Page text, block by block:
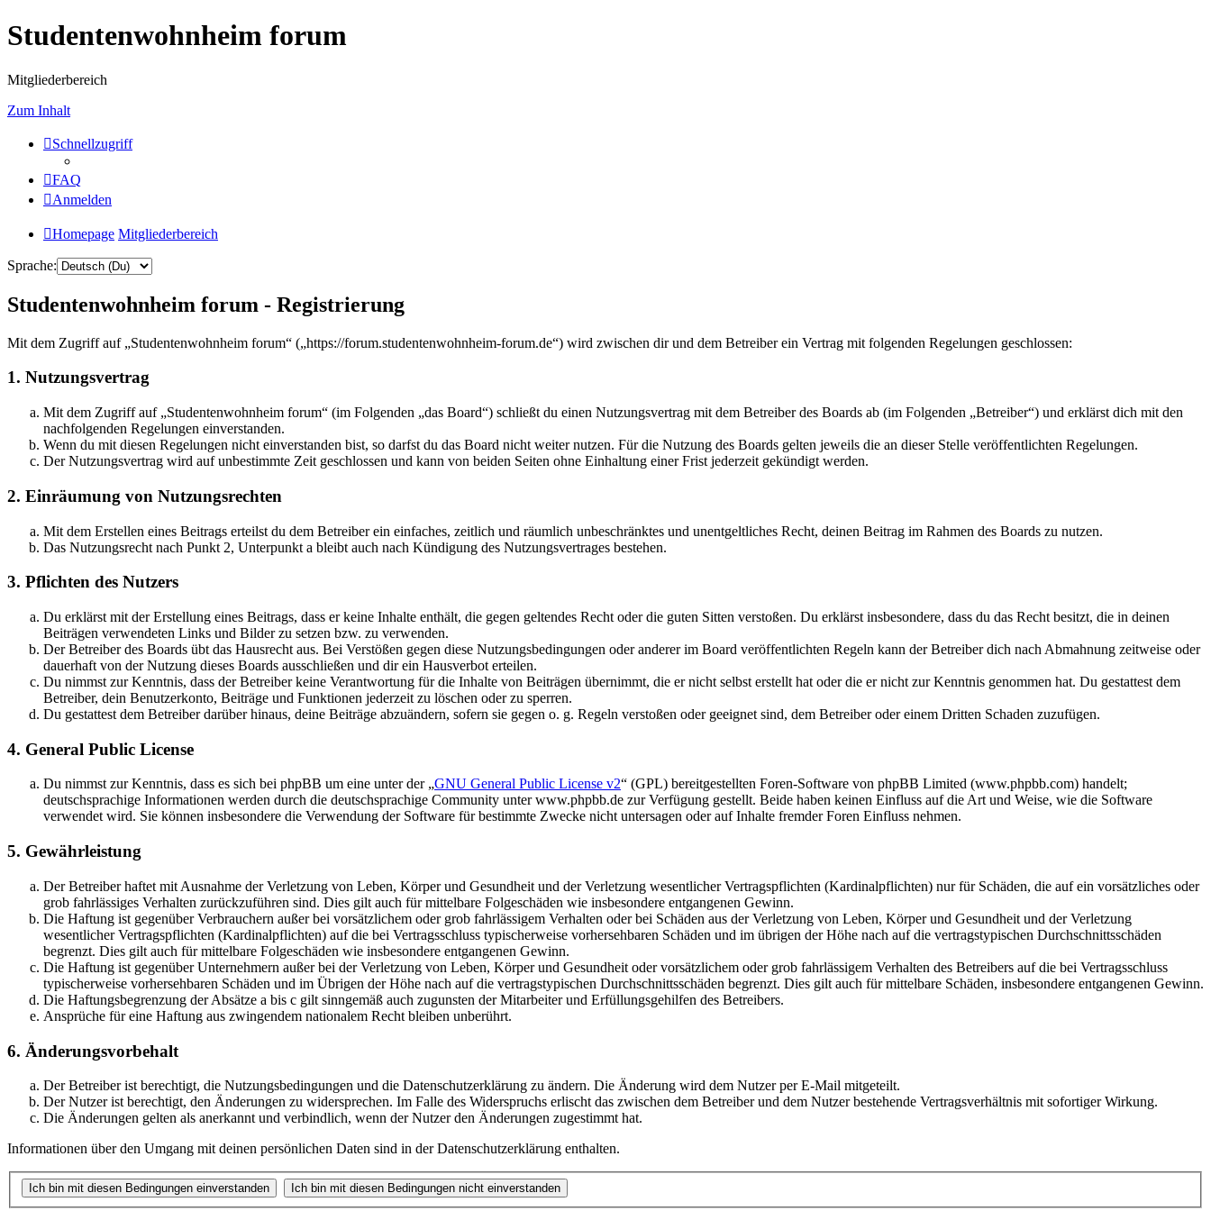
Studentenwohnheim forum
Mitgliederbereich
Zum Inhalt
Schnellzugriff
FAQ
Anmelden
Homepage Mitgliederbereich
Sprache:
Studentenwohnheim forum - Registrierung
Mit dem Zugriff auf „Studentenwohnheim forum“ („https://forum.studentenwohnheim-forum.de“) wird zwischen dir und dem Betreiber ein Vertrag mit folgenden Regelungen geschlossen:
1. Nutzungsvertrag
Mit dem Zugriff auf „Studentenwohnheim forum“ (im Folgenden „das Board“) schließt du einen Nutzungsvertrag mit dem Betreiber des Boards ab (im Folgenden „Betreiber“) und erklärst dich mit den
nachfolgenden Regelungen einverstanden.
Wenn du mit diesen Regelungen nicht einverstanden bist, so darfst du das Board nicht weiter nutzen. Für die Nutzung des Boards gelten jeweils die an dieser Stelle veröffentlichten Regelungen.
Der Nutzungsvertrag wird auf unbestimmte Zeit geschlossen und kann von beiden Seiten ohne Einhaltung einer Frist jederzeit gekündigt werden.
2. Einräumung von Nutzungsrechten
Mit dem Erstellen eines Beitrags erteilst du dem Betreiber ein einfaches, zeitlich und räumlich unbeschränktes und unentgeltliches Recht, deinen Beitrag im Rahmen des Boards zu nutzen.
Das Nutzungsrecht nach Punkt 2, Unterpunkt a bleibt auch nach Kündigung des Nutzungsvertrages bestehen.
3. Pflichten des Nutzers
Du erklärst mit der Erstellung eines Beitrags, dass er keine Inhalte enthält, die gegen geltendes Recht oder die guten Sitten verstoßen. Du erklärst insbesondere, dass du das Recht besitzt, die in deinen
Beiträgen verwendeten Links und Bilder zu setzen bzw. zu verwenden.
Der Betreiber des Boards übt das Hausrecht aus. Bei Verstößen gegen diese Nutzungsbedingungen oder anderer im Board veröffentlichten Regeln kann der Betreiber dich nach Abmahnung zeitweise oder
dauerhaft von der Nutzung dieses Boards ausschließen und dir ein Hausverbot erteilen.
Du nimmst zur Kenntnis, dass der Betreiber keine Verantwortung für die Inhalte von Beiträgen übernimmt, die er nicht selbst erstellt hat oder die er nicht zur Kenntnis genommen hat. Du gestattest dem
Betreiber, dein Benutzerkonto, Beiträge und Funktionen jederzeit zu löschen oder zu sperren.
Du gestattest dem Betreiber darüber hinaus, deine Beiträge abzuändern, sofern sie gegen o. g. Regeln verstoßen oder geeignet sind, dem Betreiber oder einem Dritten Schaden zuzufügen.
4. General Public License
Du nimmst zur Kenntnis, dass es sich bei phpBB um eine unter der „GNU General Public License v2“ (GPL) bereitgestellten Foren-Software von phpBB Limited (www.phpbb.com) handelt;
deutschsprachige Informationen werden durch die deutschsprachige Community unter www.phpbb.de zur Verfügung gestellt. Beide haben keinen Einfluss auf die Art und Weise, wie die Software
verwendet wird. Sie können insbesondere die Verwendung der Software für bestimmte Zwecke nicht untersagen oder auf Inhalte fremder Foren Einfluss nehmen.
5. Gewährleistung
Der Betreiber haftet mit Ausnahme der Verletzung von Leben, Körper und Gesundheit und der Verletzung wesentlicher Vertragspflichten (Kardinalpflichten) nur für Schäden, die auf ein vorsätzliches oder
grob fahrlässiges Verhalten zurückzuführen sind. Dies gilt auch für mittelbare Folgeschäden wie insbesondere entgangenen Gewinn.
Die Haftung ist gegenüber Verbrauchern außer bei vorsätzlichem oder grob fahrlässigem Verhalten oder bei Schäden aus der Verletzung von Leben, Körper und Gesundheit und der Verletzung
wesentlicher Vertragspflichten (Kardinalpflichten) auf die bei Vertragsschluss typischerweise vorhersehbaren Schäden und im übrigen der Höhe nach auf die vertragstypischen Durchschnittsschäden
begrenzt. Dies gilt auch für mittelbare Folgeschäden wie insbesondere entgangenen Gewinn.
Die Haftung ist gegenüber Unternehmern außer bei der Verletzung von Leben, Körper und Gesundheit oder vorsätzlichem oder grob fahrlässigem Verhalten des Betreibers auf die bei Vertragsschluss
typischerweise vorhersehbaren Schäden und im Übrigen der Höhe nach auf die vertragstypischen Durchschnittsschäden begrenzt. Dies gilt auch für mittelbare Schäden, insbesondere entgangenen Gewinn.
Die Haftungsbegrenzung der Absätze a bis c gilt sinngemäß auch zugunsten der Mitarbeiter und Erfüllungsgehilfen des Betreibers.
Ansprüche für eine Haftung aus zwingendem nationalem Recht bleiben unberührt.
6. Änderungsvorbehalt
Der Betreiber ist berechtigt, die Nutzungsbedingungen und die Datenschutzerklärung zu ändern. Die Änderung wird dem Nutzer per E-Mail mitgeteilt.
Der Nutzer ist berechtigt, den Änderungen zu widersprechen. Im Falle des Widerspruchs erlischt das zwischen dem Betreiber und dem Nutzer bestehende Vertragsverhältnis mit sofortiger Wirkung.
Die Änderungen gelten als anerkannt und verbindlich, wenn der Nutzer den Änderungen zugestimmt hat.
Informationen über den Umgang mit deinen persönlichen Daten sind in der Datenschutzerklärung enthalten.